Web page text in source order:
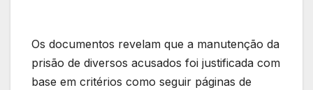
Os documentos revelam que a manutenção da
prisão de diversos acusados foi justificada com
base em critérios como seguir páginas de